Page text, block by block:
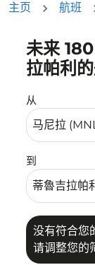
主页 航班
未来
拉帕利
从
到
没有符合您
请调整您的
没有符合您